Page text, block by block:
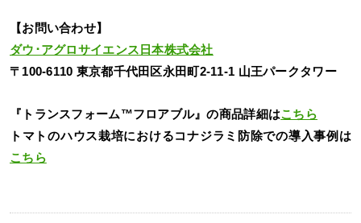
【お問い合わせ】
ダウ･アグロサイエンス日本株式会社
〒100-6110 東京都千代田区永田町2-11-1 山王パークタワー
『トランスフォーム™フロアブル』の商品詳細はこちら
トマトのハウス栽培におけるコナジラミ防除での導入事例は
こちら